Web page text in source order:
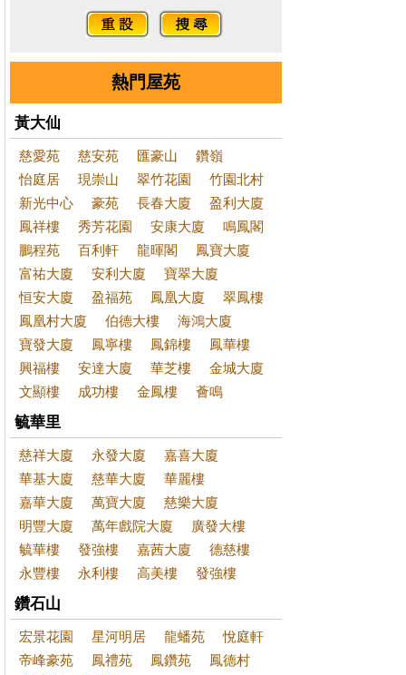
熱門屋苑
黃大仙
慈愛苑 慈安苑 匯豪山
鑽嶺
怡庭居
現崇山 翠竹花園
竹園北村
新光中心
豪苑 長春大廈
盈利大廈
鳳祥樓
秀芳花園 安康大廈
鳴鳳閣
鵬程苑
百利軒 龍暉閣
鳳寶大廈
富祐大廈
安利大廈
寶翠大廈
恒安大廈
盈福苑 鳳凰大廈
翠鳳樓
鳳凰村大廈
伯德大樓
海鴻大廈
寶發大廈
鳳寧樓 鳳錦樓
鳳華樓
興福樓
安達大廈 華芝樓
金城大廈
文顯樓
成功樓 金鳳樓 薈鳴
毓華里
慈祥大廈 永發大廈
嘉喜大廈
華基大廈
慈華大廈
華麗樓
嘉華大廈
萬寶大廈
慈樂大廈
明豐大廈
萬年戲院大廈
廣發大樓
毓華樓
發強樓 嘉茜大廈
德慈樓
永豐樓
永利樓 高美樓 發強樓
鑽石山
宏景花園 星河明居 龍蟠苑
悅庭軒
帝峰豪苑
鳳禮苑 鳳鑽苑
鳳德村